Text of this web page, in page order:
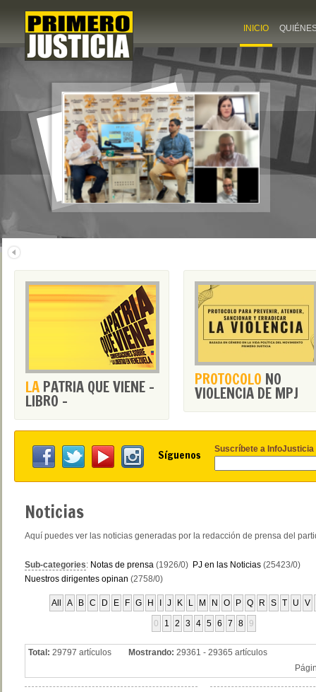
INICIO
LA PATRIA QUE VIENE -
LIBRO -
PROTOCOLO NO
VIOLENCIA DE MPJ
Síguenos Suscríbete a InfoJusticia
Noticias
Aquí puedes ver las noticias generadas por la redacción de prensa del
Sub-categories: Notas de prensa (1926/0) PJ en las Noticias (25423/0)
Nuestros dirigentes opinan (2758/0)
All A B C D E F G H J K L M N O P Q R S T U V
0 1 2 3 4 5 6 7 8 9
Total: 29797 artículos Mostrando: 29361 - 29365 artículos